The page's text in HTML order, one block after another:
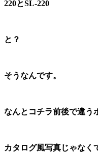
220とSL-220
と？
そうなんです。
なんとコチラ前後で違う
カタログ風写真じゃなく